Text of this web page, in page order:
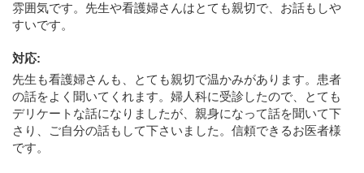
雰囲気です。先生や看護婦さんはとても親切で、お話もしや
すいです。
対応:
先生も看護婦さんも、とても親切で温かみがあります。患者
の話をよく聞いてくれます。婦人科に受診したので、とても
デリケートな話になりましたが、親身になって話を聞いて下
さり、ご自分の話もして下さいました。信頼できるお医者様
です。